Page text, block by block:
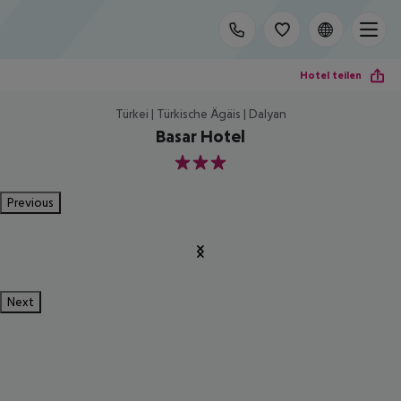
Hotel teilen
Türkei | Türkische Ägäis | Dalyan
Basar Hotel
3
Previous
Next